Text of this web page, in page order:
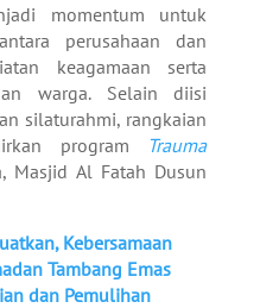
momentum untuk
perusahaan dan
keagamaan serta
warga. Selain diisi
silaturahmi, rangkaian
program
Trauma
Al Fatah Dusun
Kebersamaan
Tambang Emas
dan Pemulihan